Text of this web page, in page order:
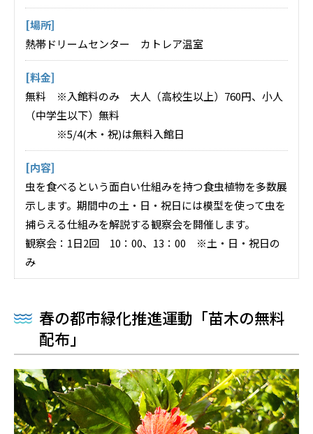
[場所]
熱帯ドリームセンター カトレア温室
[料金]
無料 ※入館料のみ 大人（高校生以上）760円、小人
（中学生以下）無料
※5/4(木・祝)は無料入館日
[内容]
虫を食べるという面白い仕組みを持つ食虫植物を多数展
示します。期間中の土・日・祝日には模型を使って虫を
捕らえる仕組みを解説する観察会を開催します。
観察会：1日2回 10：00、13：00 ※土・日・祝日の
み
春の都市緑化推進運動「苗木の無料
配布」